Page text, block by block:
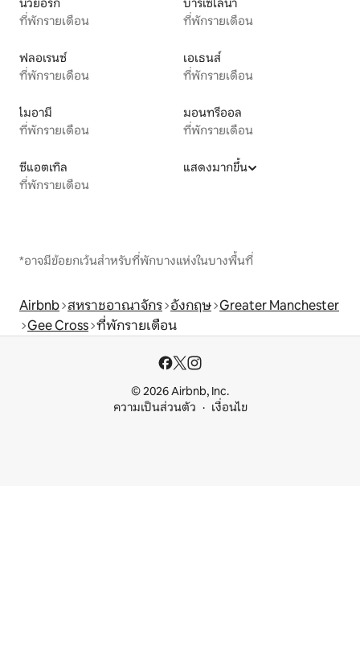
นิวยอร์ก
ที่พักรายเดือน
บาร์เซโลนา
ที่พักรายเดือน
ฟลอเรนซ์
ที่พักรายเดือน
เอเธนส์
ที่พักรายเดือน
ไมอามี
ที่พักรายเดือน
มอนทรีออล
ที่พักรายเดือน
ซีแอตเทิล
ที่พักรายเดือน
แสดงมากขึ้น
*อาจมีข้อยกเว้นสำหรับที่พักบางแห่งในบางพื้นที่
Airbnb สหราชอาณาจักร อังกฤษ Greater Manchester
Gee Cross ที่พักรายเดือน
© 2026 Airbnb, Inc.
ความเป็นส่วนตัว
เงื่อนไข